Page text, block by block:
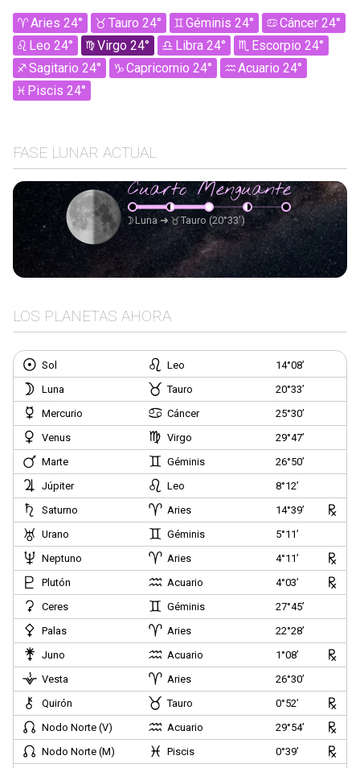
Aries 24° Tauro 24° Géminis 24°
Cáncer 24°
Leo 24°
Virgo 24° Libra 24°
Escorpio 24°
Sagitario 24°
Capricornio 24°
Acuario 24°
Piscis 24°
FASE LUNAR ACTUAL
Cuarto Menguante
Luna ➜ Tauro (20°33’)
LOS PLANETAS AHORA
Sol Leo
14°08’
Luna
Tauro
20°33’
Mercurio
Cáncer
25°30’
Venus
Virgo
29°47’
Marte
Géminis
26°50’
Júpiter
Leo
8°12’
Saturno
Aries
14°39’
Urano
Géminis
5°11’
Neptuno
Aries
4°11’
Plutón
Acuario
4°03’
Ceres
Géminis
27°45’
Palas
Aries
22°28’
Juno
Acuario
1°08’
Vesta
Aries
26°30’
Quirón
Tauro
0°52’
Nodo Norte (V)
Acuario
29°54’
Nodo Norte (M)
Piscis
0°39’